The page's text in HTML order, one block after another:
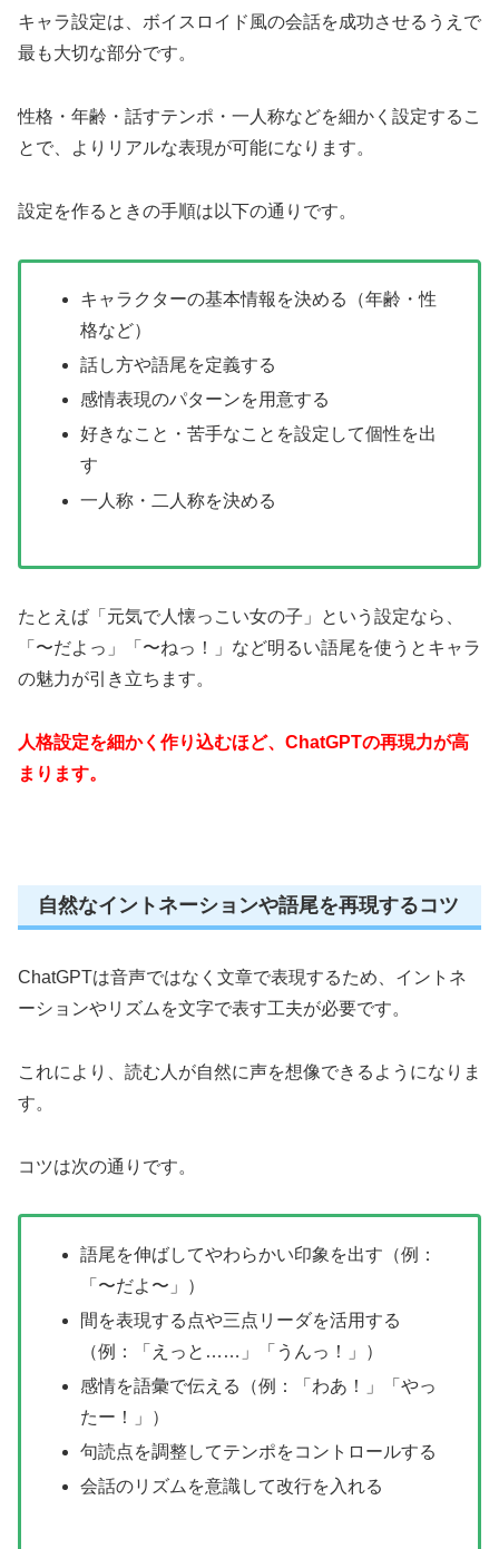
キャラ設定は、ボイスロイド風の会話を成功させるうえで
最も大切な部分です。
性格・年齢・話すテンポ・一人称などを細かく設定するこ
とで、よりリアルな表現が可能になります。
設定を作るときの手順は以下の通りです。
キャラクターの基本情報を決める（年齢・性
格など）
話し方や語尾を定義する
感情表現のパターンを用意する
好きなこと・苦手なことを設定して個性を出
す
一人称・二人称を決める
たとえば「元気で人懐っこい女の子」という設定なら、
「〜だよっ」「〜ねっ！」など明るい語尾を使うとキャラ
の魅力が引き立ちます。
人格設定を細かく作り込むほど、ChatGPTの再現力が高
まります。
自然なイントネーションや語尾を再現するコツ
ChatGPTは音声ではなく文章で表現するため、イントネ
ーションやリズムを文字で表す工夫が必要です。
これにより、読む人が自然に声を想像できるようになりま
す。
コツは次の通りです。
語尾を伸ばしてやわらかい印象を出す（例：
「〜だよ〜」）
間を表現する点や三点リーダを活用する
（例：「えっと……」「うんっ！」）
感情を語彙で伝える（例：「わあ！」「やっ
たー！」）
句読点を調整してテンポをコントロールする
会話のリズムを意識して改行を入れる